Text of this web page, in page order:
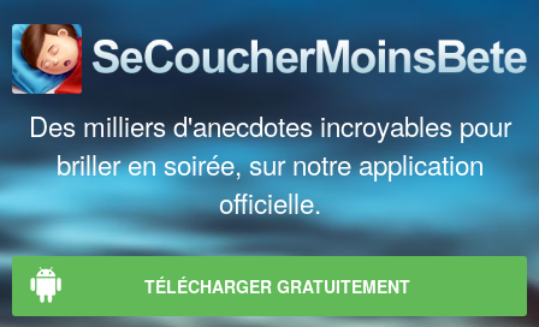
Des milliers d'anecdotes incroyables pour
briller en soirée, sur notre application
officielle.
TÉLÉCHARGER GRATUITEMENT